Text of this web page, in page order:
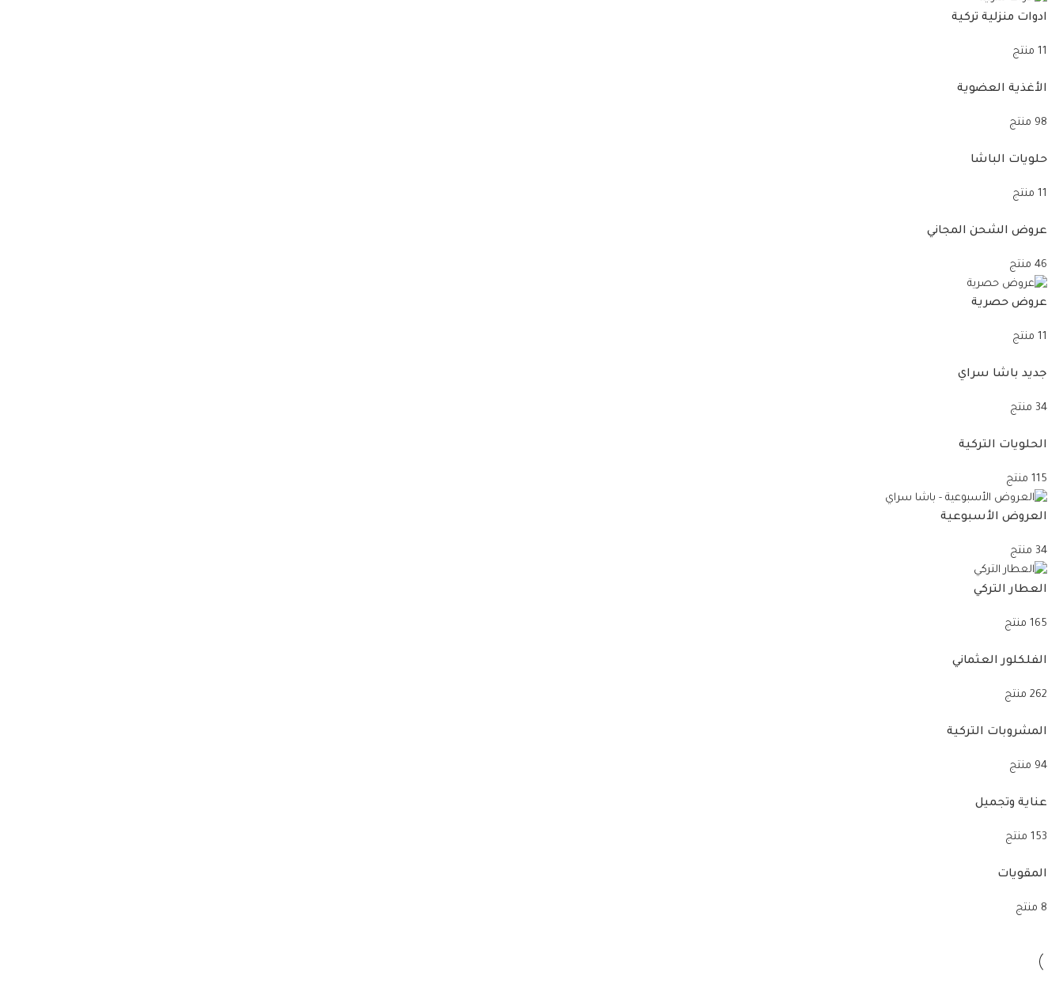
ادوات منزلية تركية
11 منتج
الأغذية العضوية
98 منتج
حلويات الباشا
11 منتج
عروض الشحن المجاني
46 منتج
عروض حصرية
11 منتج
جديد باشا سراي
34 منتج
الحلويات التركية
115 منتج
العروض الأسبوعية
34 منتج
العطار التركي
165 منتج
الفلكلور العثماني
262 منتج
المشروبات التركية
94 منتج
عناية وتجميل
153 منتج
المقويات
8 منتج